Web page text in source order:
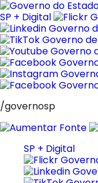
Pular
para
o
conteúdo
SP + Digital
/governosp
SP + Digital